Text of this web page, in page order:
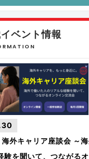
ベント情報
海外キャリア座談会 ～
験を聞いて、つながる